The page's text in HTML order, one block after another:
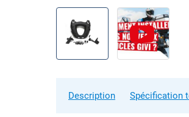
Description Spécification